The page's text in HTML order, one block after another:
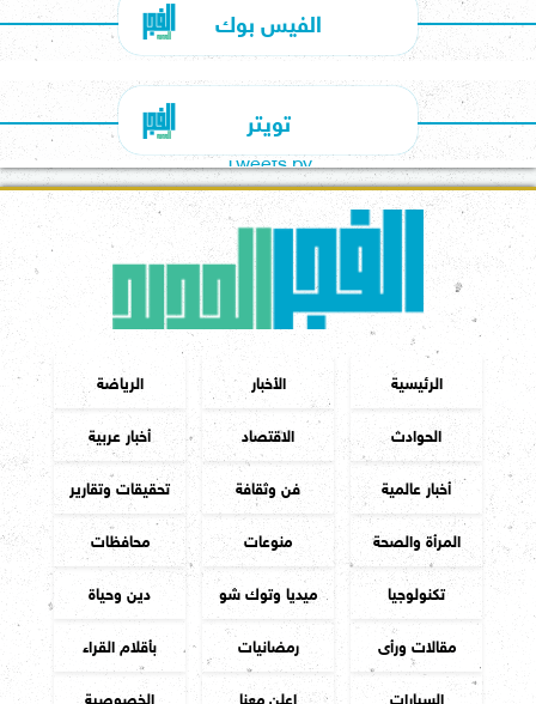
الفيس بوك
تويتر
Tweets by
الرئيسية الأخبار
الرياضة
الحوادث
الاقتصاد
أخبار عربية
أخبار عالمية
فن وثقافة
تحقيقات وتقارير
المرأة والصحة
منوعات
محافظات
تكنولوجيا
ميديا وتوك شو
دين وحياة
مقالات ورأى
رمضانيات
بأقلام القراء
السيارات
اعلن معنا الخصوصية